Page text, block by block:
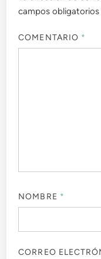
campos
COMENTARIO *
NOMBRE *
CORREO